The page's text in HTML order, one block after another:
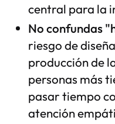
central para la
No confundas
riesgo de
producción de
personas más
pasar tiempo
atención